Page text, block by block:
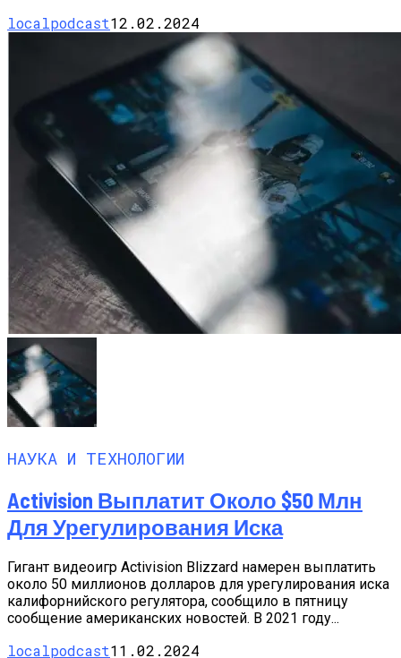
localpodcast12.02.2024
НАУКА И ТЕХНОЛОГИИ
Activision Выплатит Около $50 Млн
Для Урегулирования Иска
Гигант видеоигр Activision Blizzard намерен выплатить
около 50 миллионов долларов для урегулирования иска
калифорнийского регулятора, сообщило в пятницу
сообщение американских новостей. В 2021 году...
localpodcast11.02.2024